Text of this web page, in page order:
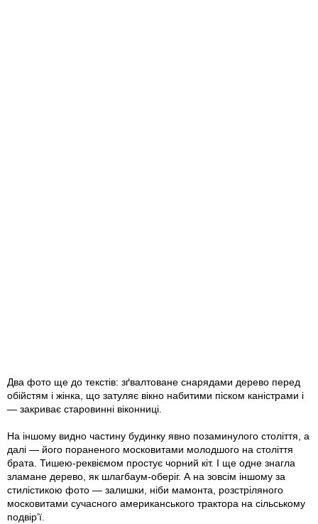
Два фото ще до текстів: зґвалтоване снарядами дерево перед
обійстям і жінка, що затуляє вікно набитими піском каністрами і
— закриває старовинні віконниці.
На іншому видно частину будинку явно позаминулого століття, а
далі — його пораненого московитами молодшого на століття
брата. Тишею-реквіємом простує чорний кіт. І ще одне знагла
зламане дерево, як шлагбаум-оберіг. А на зовсім іншому за
стилістикою фото — залишки, ніби мамонта, розстріляного
московитами сучасного американського трактора на сільському
подвір’ї.